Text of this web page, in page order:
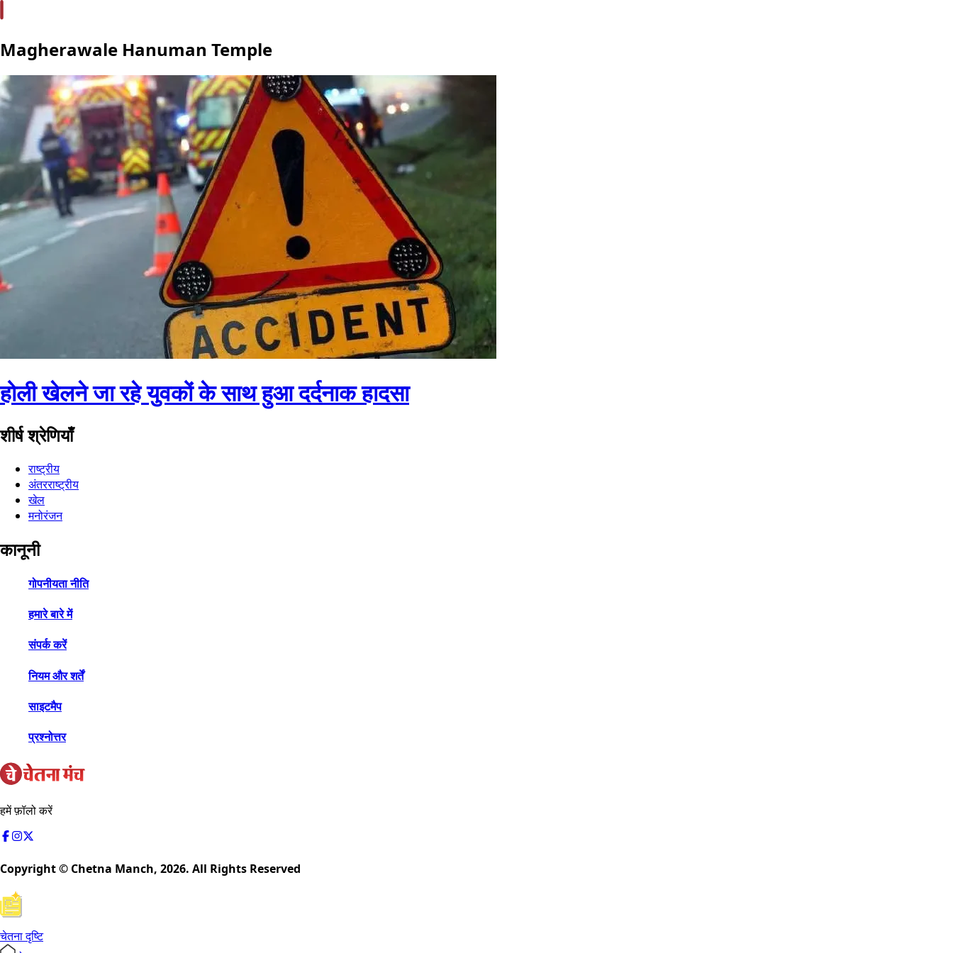
Magherawale Hanuman Temple
होली खेलने जा रहे युवकों के साथ हुआ दर्दनाक हादसा
शीर्ष श्रेणियाँ
राष्ट्रीय
अंतरराष्ट्रीय
खेल
मनोरंजन
कानूनी
गोपनीयता नीति
हमारे बारे में
संपर्क करें
नियम और शर्तें
साइटमैप
प्रश्नोत्तर
हमें फ़ॉलो करें
Copyright © Chetna Manch, 2026. All Rights Reserved
चेतना दृष्टि